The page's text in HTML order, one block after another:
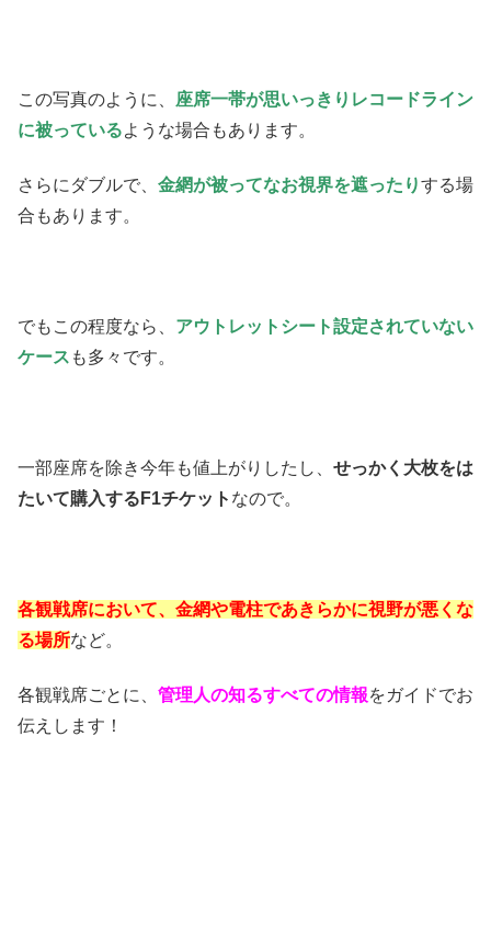
この写真のように、 座席一帯が思いっきりレコードライン
に被っているような場合もあります。
さらにダブルで、 金網が被ってなお視界を遮ったりする場
合もあります。
でもこの程度なら、 アウトレットシート設定されていない
ケース も多々です。
一部座席を除き今年も値上がりしたし、 せっかく大枚をは
たいて購入するF1チケット なので。
各観戦席において、金網や電柱であきらかに視野が悪くな
る場所など。
各観戦席ごとに、 管理人の知るすべての情報をガイドでお
伝えします！